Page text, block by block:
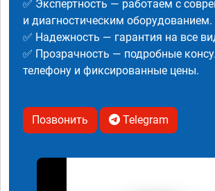
✅ Экспертность — работаем с
и диагностическим оборудованием.
✅ Надежность — гарантия на все
✅ Прозрачность — подробные
телефону и фиксированные цены.
Позвонить Telegram